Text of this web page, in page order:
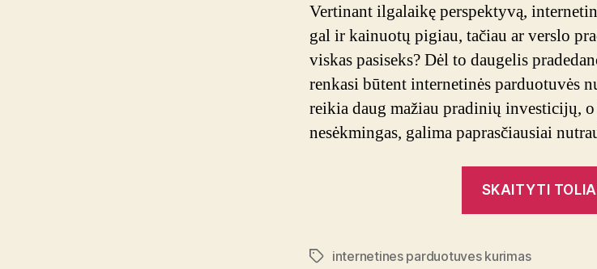
Vertinant ilgalaikę perspektyvą,
gal ir kainuotų pigiau, tačiau ar verslo
viskas pasiseks? Dėl to daugelis
renkasi būtent internetinės parduotuvės
reikia daug mažiau pradinių investicijų,
nesėkmingas, galima paprasčiausiai
SKAITYTI
Žymosinternetines parduotuves kurimas